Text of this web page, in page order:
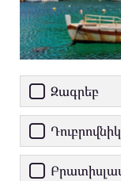
Զագրեբ
Դուբրովնիկ